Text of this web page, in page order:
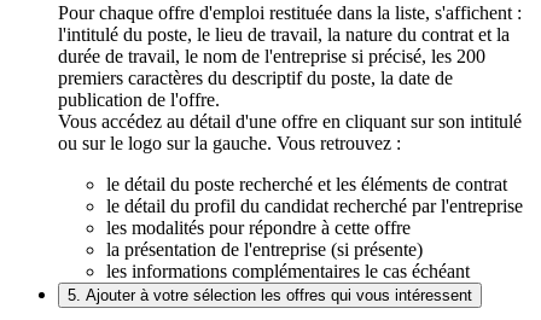
Pour chaque offre d'emploi restituée dans la liste, s'affichent :
l'intitulé du poste, le lieu de travail, la nature du contrat et la
durée de travail, le nom de l'entreprise si précisé, les 200
premiers caractères du descriptif du poste, la date de
publication de l'offre.
Vous accédez au détail d'une offre en cliquant sur son intitulé
ou sur le logo sur la gauche. Vous retrouvez :
le détail du poste recherché et les éléments de contrat
le détail du profil du candidat recherché par l'entreprise
les modalités pour répondre à cette offre
la présentation de l'entreprise (si présente)
les informations complémentaires le cas échéant
5. Ajouter à votre sélection les offres qui vous intéressent